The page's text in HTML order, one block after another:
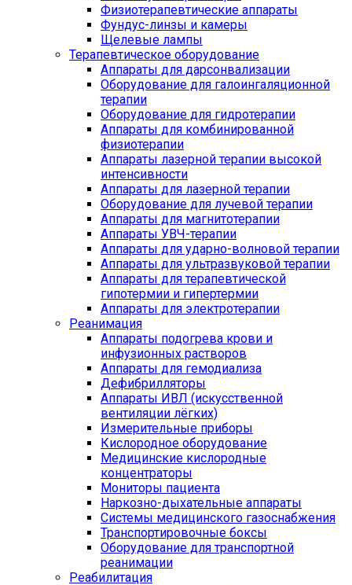
Физиотерапевтические аппараты
Фундус-линзы и камеры
Щелевые лампы
Терапевтическое оборудование
Аппараты для дарсонвализации
Оборудование для галоингаляционной
терапии
Оборудование для гидротерапии
Аппараты для комбинированной
физиотерапии
Аппараты лазерной терапии высокой
интенсивности
Аппараты для лазерной терапии
Оборудование для лучевой терапии
Аппараты для магнитотерапии
Аппараты УВЧ-терапии
Аппараты для ударно-волновой терапии
Аппараты для ультразвуковой терапии
Аппараты для терапевтической
гипотермии и гипертермии
Аппараты для электротерапии
Реанимация
Аппараты подогрева крови и
инфузионных растворов
Аппараты для гемодиализа
Дефибрилляторы
Аппараты ИВЛ (искусственной
вентиляции лёгких)
Измерительные приборы
Кислородное оборудование
Медицинские кислородные
концентраторы
Мониторы пациента
Наркозно-дыхательные аппараты
Системы медицинского газоснабжения
Транспортировочные боксы
Оборудование для транспортной
реанимации
Реабилитация